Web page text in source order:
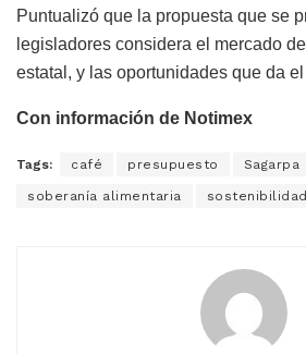
Puntualizó que la propuesta que se
legisladores considera el mercado
estatal, y las oportunidades que da
Con información de Notimex
Tags: café presupuesto Sagarpa
soberanía alimentaria sostenibilidad